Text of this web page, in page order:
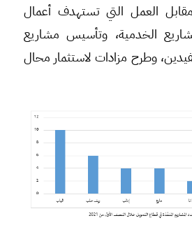
العمل التي تستهدف أعمال
الخدمية، وتأسيس مشاريع
وطرح مزادات لاستثمار محال